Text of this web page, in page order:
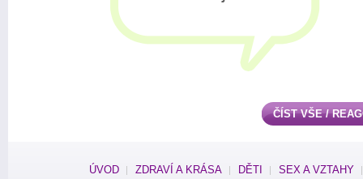
ČÍST VŠE /
ÚVOD ZDRAVÍ A KRÁSA DĚTI SEX A VZTAHY